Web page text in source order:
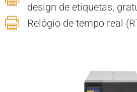
design de etiquetas,
Relógio de tempo real